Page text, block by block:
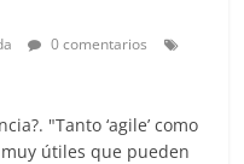
0 comentarios
"Tanto ‘agile’ como
muy útiles que pueden